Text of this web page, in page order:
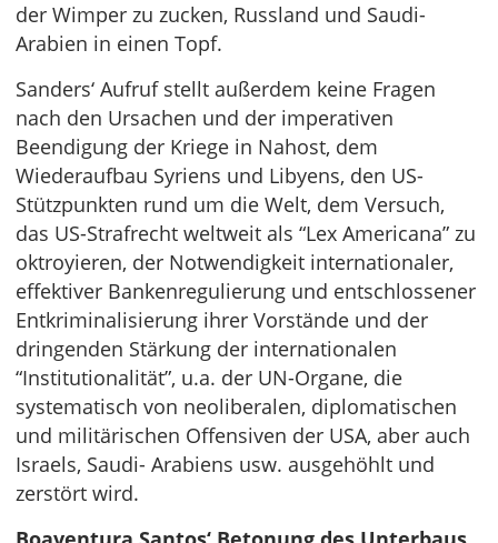
der Wimper zu zucken, Russland und Saudi-
Arabien in einen Topf.
Sanders‘ Aufruf stellt außerdem keine Fragen
nach den Ursachen und der imperativen
Beendigung der Kriege in Nahost, dem
Wiederaufbau Syriens und Libyens, den US-
Stützpunkten rund um die Welt, dem Versuch,
das US-Strafrecht weltweit als “Lex Americana” zu
oktroyieren, der Notwendigkeit internationaler,
effektiver Bankenregulierung und entschlossener
Entkriminalisierung ihrer Vorstände und der
dringenden Stärkung der internationalen
“Institutionalität”, u.a. der UN-Organe, die
systematisch von neoliberalen, diplomatischen
und militärischen Offensiven der USA, aber auch
Israels, Saudi- Arabiens usw. ausgehöhlt und
zerstört wird.